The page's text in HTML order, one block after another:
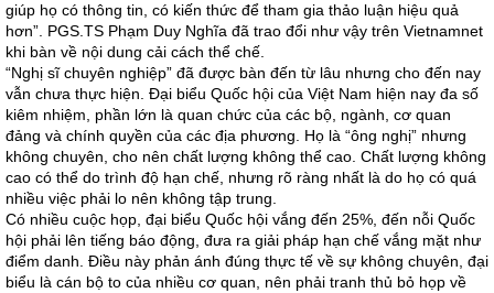
giúp họ có thông tin, có kiến thức để tham gia thảo luận hiệu quả
hơn”. PGS.TS Phạm Duy Nghĩa đã trao đổi như vậy trên Vietnamnet
khi bàn về nội dung cải cách thể chế.
“Nghị sĩ chuyên nghiệp” đã được bàn đến từ lâu nhưng cho đến nay
vẫn chưa thực hiện. Đại biểu Quốc hội của Việt Nam hiện nay đa số
kiêm nhiệm, phần lớn là quan chức của các bộ, ngành, cơ quan
đảng và chính quyền của các địa phương. Họ là “ông nghị” nhưng
không chuyên, cho nên chất lượng không thể cao. Chất lượng không
cao có thể do trình độ hạn chế, nhưng rõ ràng nhất là do họ có quá
nhiều việc phải lo nên không tập trung.
Có nhiều cuộc họp, đại biểu Quốc hội vắng đến 25%, đến nỗi Quốc
hội phải lên tiếng báo động, đưa ra giải pháp hạn chế vắng mặt như
điểm danh. Điều này phản ánh đúng thực tế về sự không chuyên, đại
biểu là cán bộ to của nhiều cơ quan, nên phải tranh thủ bỏ họp về